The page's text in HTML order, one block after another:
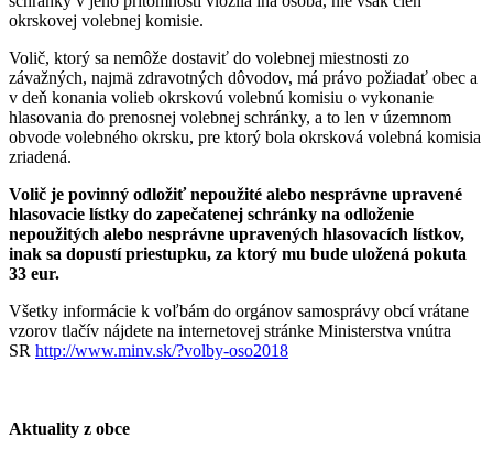
okrskovej volebnej komisie.
Volič, ktorý sa nemôže dostaviť do volebnej miestnosti zo
závažných, najmä zdravotných dôvodov, má právo požiadať obec a
v deň konania volieb okrskovú volebnú komisiu o vykonanie
hlasovania do prenosnej volebnej schránky, a to len v územnom
obvode volebného okrsku, pre ktorý bola okrsková volebná komisia
zriadená.
Volič je povinný odložiť nepoužité alebo nesprávne upravené
hlasovacie lístky do zapečatenej schránky na odloženie
nepoužitých alebo nesprávne upravených hlasovacích lístkov,
inak sa dopustí priestupku, za ktorý mu bude uložená pokuta
33 eur.
Všetky informácie k voľbám do orgánov samosprávy obcí vrátane
vzorov tlačív nájdete na internetovej stránke Ministerstva vnútra
SR http://www.minv.sk/?volby-oso2018
Aktuality z obce